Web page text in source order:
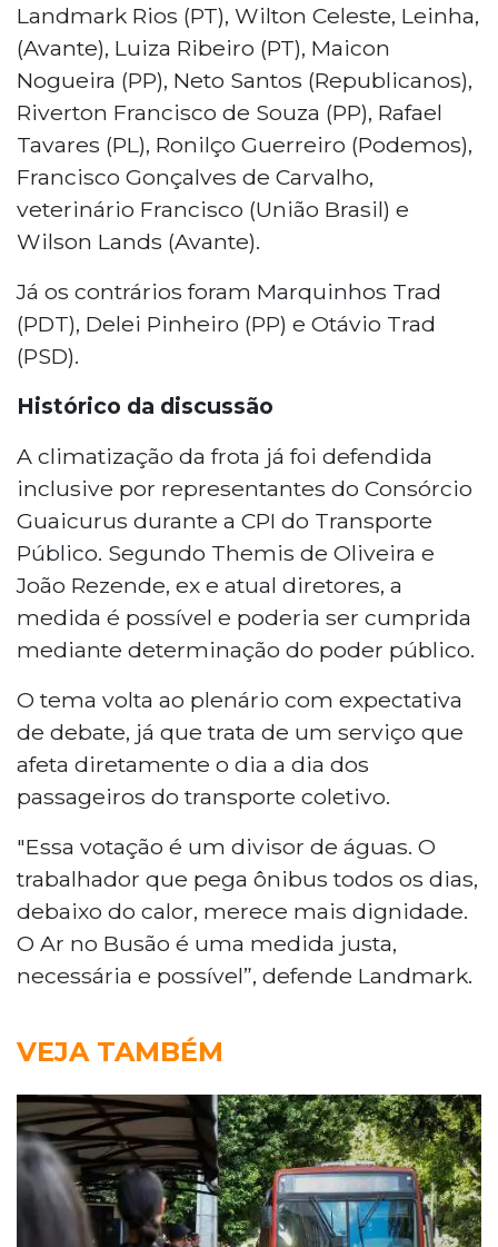
Landmark Rios (PT), Wilton Celeste, Leinha,
(Avante), Luiza Ribeiro (PT), Maicon
Nogueira (PP), Neto Santos (Republicanos),
Riverton Francisco de Souza (PP), Rafael
Tavares (PL), Ronilço Guerreiro (Podemos),
Francisco Gonçalves de Carvalho,
veterinário Francisco (União Brasil) e
Wilson Lands (Avante).
Já os contrários foram Marquinhos Trad
(PDT), Delei Pinheiro (PP) e Otávio Trad
(PSD).
Histórico da discussão
A climatização da frota já foi defendida
inclusive por representantes do Consórcio
Guaicurus durante a CPI do Transporte
Público. Segundo Themis de Oliveira e
João Rezende, ex e atual diretores, a
medida é possível e poderia ser cumprida
mediante determinação do poder público.
O tema volta ao plenário com expectativa
de debate, já que trata de um serviço que
afeta diretamente o dia a dia dos
passageiros do transporte coletivo.
"Essa votação é um divisor de águas. O
trabalhador que pega ônibus todos os dias,
debaixo do calor, merece mais dignidade.
O Ar no Busão é uma medida justa,
necessária e possível”, defende Landmark.
VEJA TAMBÉM